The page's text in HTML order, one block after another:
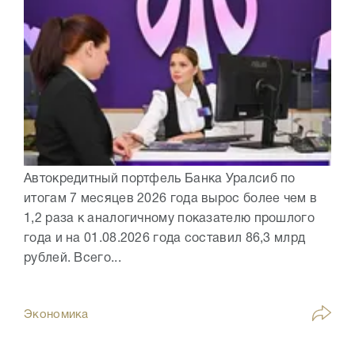
Автокредитный портфель Банка Уралсиб по
итогам 7 месяцев 2026 года вырос более чем в
1,2 раза к аналогичному показателю прошлого
года и на 01.08.2026 года составил 86,3 млрд
рублей. Всего...
Экономика